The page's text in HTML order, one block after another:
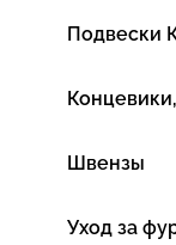
Подвески
Швензы
Уход за